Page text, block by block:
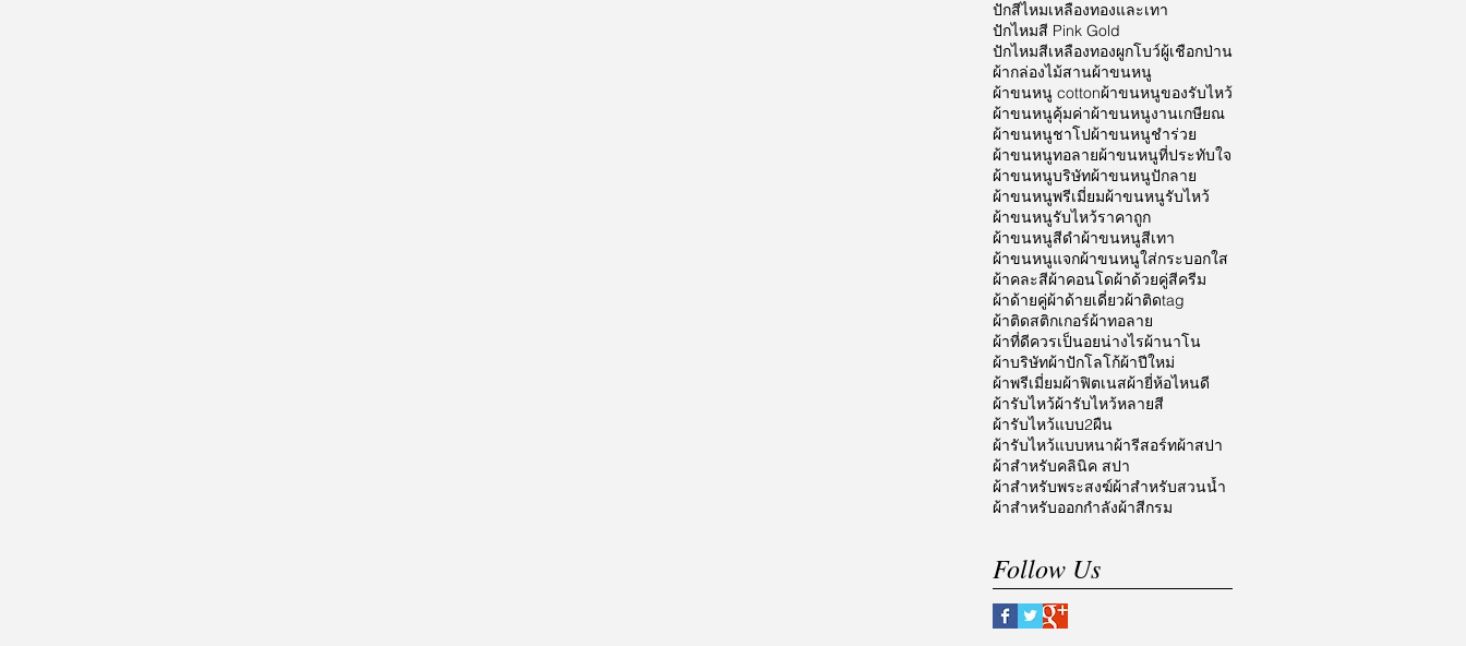
ปักสีไหมเหลืองทองและเทา
ปักไหมสี Pink Gold
ปักไหมสีเหลืองทองผูกโบว์ผู้เชือกป่าน
ผ้ากล่องไม้สานผ้าขนหนู
ผ้าขนหนู cottonผ้าขนหนูของรับไหว้
ผ้าขนหนูคุ้มค่าผ้าขนหนูงานเกษียณ
ผ้าขนหนูชาโปผ้าขนหนูชำร่วย
ผ้าขนหนูทอลายผ้าขนหนูที่ประทับใจ
ผ้าขนหนูบริษัทผ้าขนหนูปักลาย
ผ้าขนหนูพรีเมี่ยมผ้าขนหนูรับไหว้
ผ้าขนหนูรับไหว้ราคาถูก
ผ้าขนหนูสีดำผ้าขนหนูสีเทา
ผ้าขนหนูแจกผ้าขนหนูใส่กระบอกใส
ผ้าคละสีผ้าคอนโดผ้าด้วยคู่สีครีม
ผ้าด้ายคู่ผ้าด้ายเดี่ยวผ้าติดtag
ผ้าติดสติกเกอร์ผ้าทอลาย
ผ้าที่ดีควรเป็นอยน่างไรผ้านาโน
ผ้าบริษัทผ้าปักโลโก้ผ้าปีใหม่
ผ้าพรีเมี่ยมผ้าฟิตเนสผ้ายี่ห้อไหนดี
ผ้ารับไหว้ผ้ารับไหว้หลายสี
ผ้ารับไหว้แบบ2ผืน
ผ้ารับไหว้แบบหนาผ้ารีสอร์ทผ้าสปา
ผ้าสำหรับคลินิค สปา
ผ้าสำหรับพระสงฆ์ผ้าสำหรับสวนน้ำ
ผ้าสำหรับออกกำลังผ้าสีกรม
Follow Us